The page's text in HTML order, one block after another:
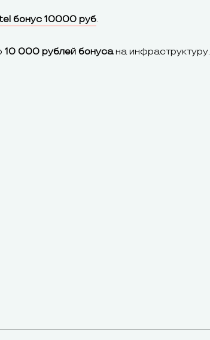
бонус 10000 руб.
10 000 рублей бонусана инфраструктуру.